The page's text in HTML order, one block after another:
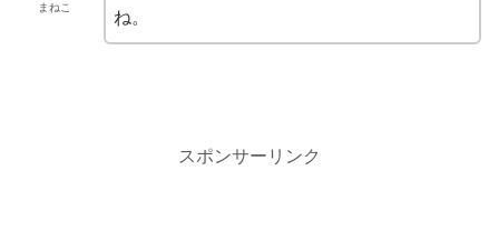
まねこ
ね。
スポンサーリンク